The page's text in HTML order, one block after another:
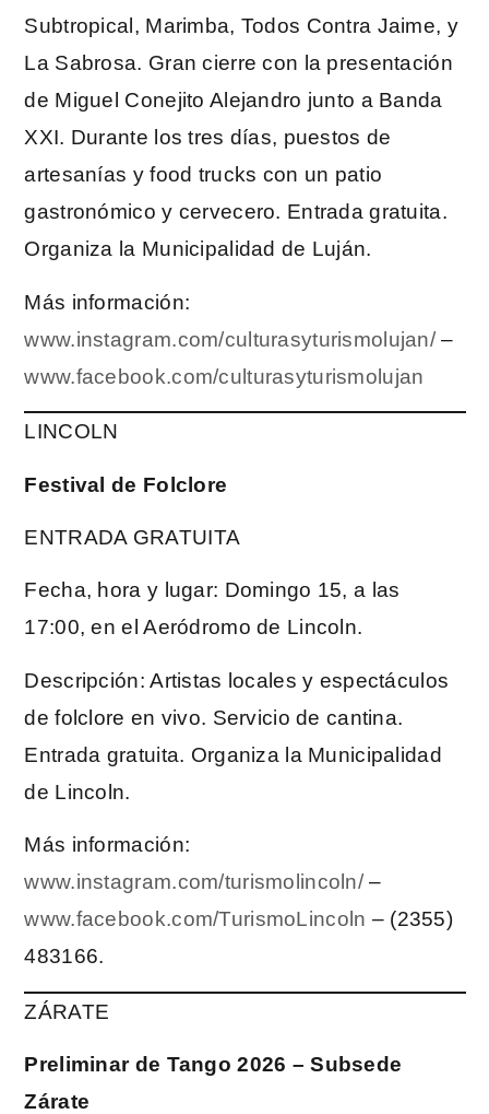
Subtropical, Marimba, Todos Contra Jaime, y
La Sabrosa. Gran cierre con la presentación
de Miguel Conejito Alejandro junto a Banda
XXI. Durante los tres días, puestos de
artesanías y food trucks con un patio
gastronómico y cervecero. Entrada gratuita.
Organiza la Municipalidad de Luján.
Más información:
www.instagram.com/culturasyturismolujan/ –
www.facebook.com/culturasyturismolujan
LINCOLN
Festival de Folclore
ENTRADA GRATUITA
Fecha, hora y lugar: Domingo 15, a las
17:00, en el Aeródromo de Lincoln.
Descripción: Artistas locales y espectáculos
de folclore en vivo. Servicio de cantina.
Entrada gratuita. Organiza la Municipalidad
de Lincoln.
Más información:
www.instagram.com/turismolincoln/–
www.facebook.com/TurismoLincoln – (2355)
483166.
ZÁRATE
Preliminar de Tango 2026 – Subsede
Zárate